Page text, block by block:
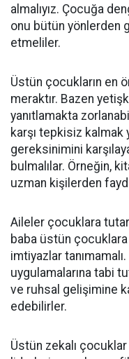
almalıyız. Çocuğa
onu bütün yönlerden
etmeliler.
Üstün çocukların en
meraktır. Bazen
yanıtlamakta
karşı tepkisiz kalmak
gereksinimini
bulmalılar. Örneğin,
uzman kişilerden
Aileler çocuklara
baba üstün
imtiyazlar
uygulamalarına tabi
ve ruhsal gelişimine
edebilirler.
Üstün zekalı